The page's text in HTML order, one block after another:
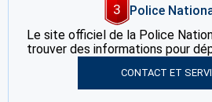
3
Police
Le site officiel de la Police
trouver des informations pour
CONTACT ET